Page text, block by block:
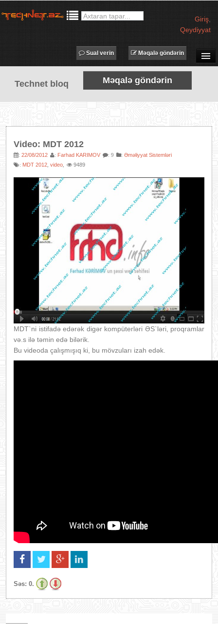
Giriş
Qeydiyyat
SUAL-CAVAB
TECHNET TV
MƏQALƏLƏR
IT LÜĞƏT
XƏBƏRLƏR
Məqalə göndərin
Sual verin
Technet bloq Məqalə göndərin
Video: MDT 2012
: 22/08/2012 : Farhad KARIMOV : 9 : Əməliyyat Sistemləri
: MDT 2012 video 9489
MDT`ni istifadə edərək digər kompüterləri ƏS`ləri, proqramlar
və.s ilə təmin edə bilərik.
Bu videoda çalışmışıq ki, bu mövzuları izah edək.
Səs: 0.